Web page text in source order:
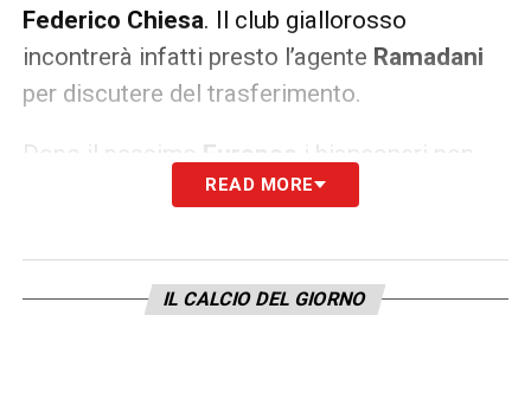
Federico Chiesa. Il club giallorosso
incontrerà infatti presto l’agente Ramadani
per discutere del trasferimento.
Dopo il pessimo Europeo
i bianconeri non
potranno infatti più chiedere
milioni di euro. Un’assist importante per la
squadra diDe Rossi.
READ MORE
IL CALCIO DEL GIORNO